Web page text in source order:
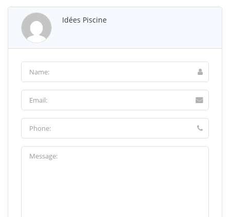
Idées Piscine